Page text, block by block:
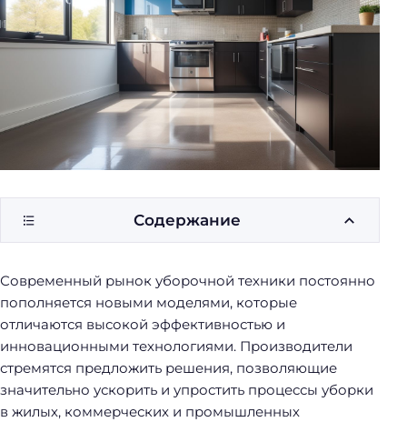
о
р
Современный рынок уборочной техники постоянно
пополняется новыми моделями, которые
отличаются высокой эффективностью и
инновационными технологиями. Производители
стремятся предложить решения, позволяющие
значительно ускорить и упростить процессы уборки
в жилых, коммерческих и промышленных
Содержание